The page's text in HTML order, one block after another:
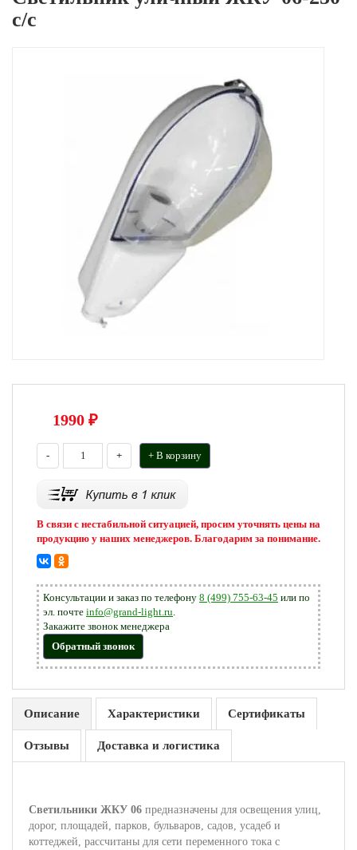
с/с
1990 ₽
- + + В корзину
В связи с нестабильной ситуацией, просим уточнять цены на
продукцию у наших менеджеров. Благодарим за понимание.
Консультации и заказ по телефону 8 (499) 755-63-45 или по
эл. почте info@grand-light.ru.
Закажите звонок менеджера
Обратный звонок
Описание Характеристики Сертификаты
Отзывы Доставка и логистика
Светильники ЖКУ 06 предназначены для освещения улиц,
дорог, площадей, парков, бульваров, садов, усадеб и
коттеджей, рассчитаны для сети переменного тока с